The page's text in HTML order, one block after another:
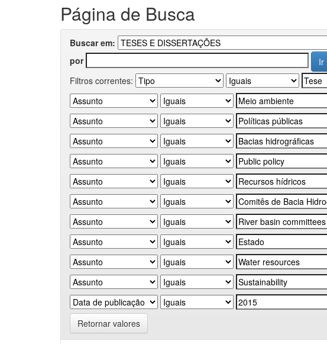
Página de Busca
Buscar em:
por
Filtros correntes:
Retornar valores